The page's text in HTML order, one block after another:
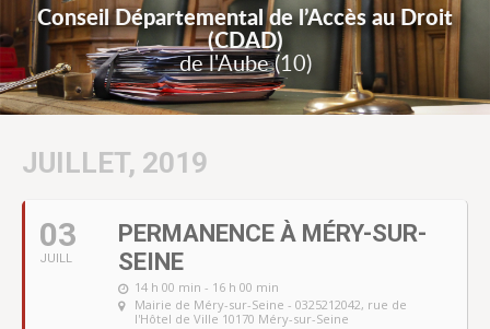
Conseil Départemental de l’Accès au Droit
(CDAD)
de l'Aube (10)
JUILLET, 2019
03
JUILL
PERMANENCE À MÉRY-SUR-
SEINE
14 h 00 min - 16 h 00 min
Mairie de Méry-sur-Seine - 0325212042, rue de
l'Hôtel de Ville 10170 Méry-sur-Seine